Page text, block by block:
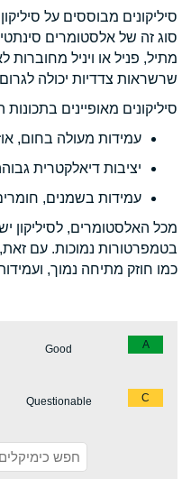
סיליקונים מבוססים על
סוג זה של אלסטומרים
מתיל, פניל או ויניל
שרשראות צדדיות יכולה
סיליקונים מאופיינים
עמידות מעולה בחום,
יציבות דיאלקטרית
עמידות בשמנים,
מכל האלסטומרים, לסיליקון
בטמפרטורות נמוכות. עם
כמו חוזק מתיחה נמוך,
A
Good
C
Questionable